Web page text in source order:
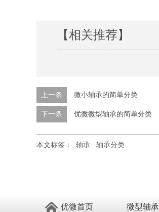
【相关推荐】
上一条 微小轴承的简单分类
下一条 优微微型轴承的简单分类
本文标签： 轴承 轴承分类
优微首页 微型轴承